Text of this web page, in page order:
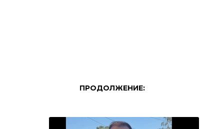
ПРОДОЛЖЕНИЕ: